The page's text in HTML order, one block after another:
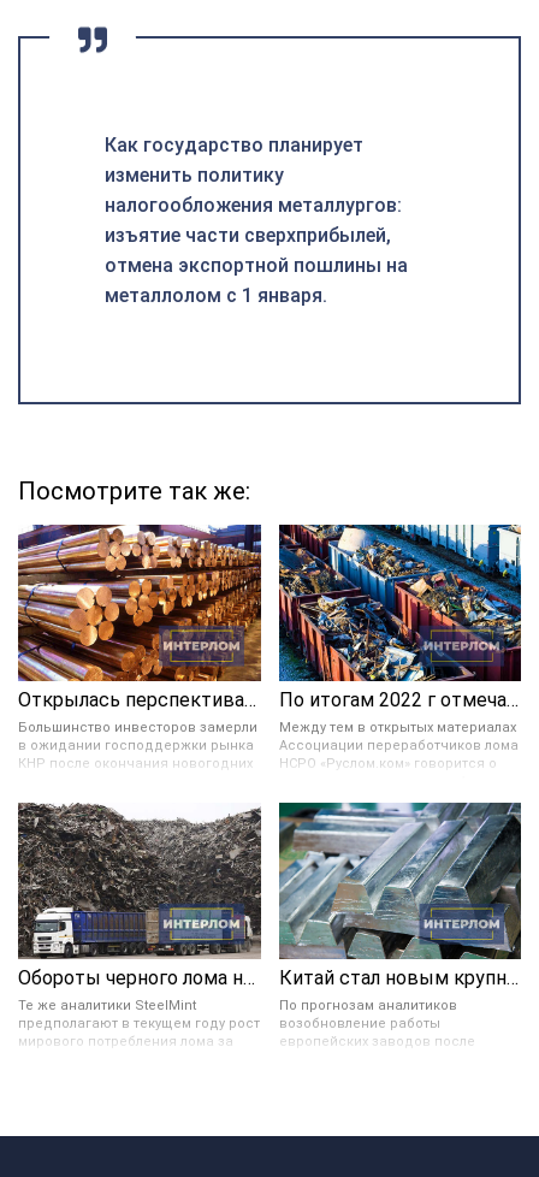
Как государство планирует
изменить политику
налогообложения металлургов:
изъятие части сверхприбылей,
отмена экспортной пошлины на
металлолом с 1 января.
Посмотрите так же:
Открылась перспектива укрепления цветных металлов в цене
Большинство инвесторов замерли
в ожидании господдержки рынка
КНР после окончания новогодних
мартовских плановых заседаний
руководства Поднебесной. Они
также предрекают увеличение
стоимости цвет. металлов в
случае, если укрепление доллара,
а также логистические и
производственные трудности в
США этому не помешают.
По итогам 2022 г отмечается значительное снижение ломозаготовки в России
Между тем в открытых материалах
Ассоциации переработчиков лома
НСРО «Руслом.ком» говорится о
экспорта ломозаготовки в 2030
году. Согласно прогнозируемому
сценарию с 2023 по 2030 год в РФ
можно будет наблюдать
тенденцию увеличения экспорта
лома. И в 2030 году он может
составить 4,3 млн тонн.
Обороты черного лома на мировом рынке упали на 6 %
Те же аналитики SteelMint
предполагают в текущем году рост
мирового потребления лома за
Китай стал новым крупным нетто-экспортером цинка и свинца
По прогнозам аналитиков
возобновление работы
европейских заводов после